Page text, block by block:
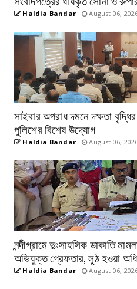
Haldia Bandar August 06,
সাইবার অপরাধ দমনে দক্ষতা
পুলিশের বিশেষ উদ্যোগ
Haldia Bandar August 06,
নন্দীগ্রামে দুঃসাহসিক ডাকাতি
অভিযুক্ত গ্রেফতার, লুঠ হওয়া
Haldia Bandar August 06,